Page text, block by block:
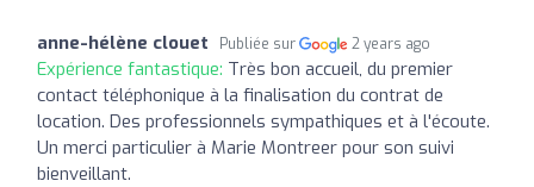
anne-hélène clouet Publiée sur 2 years ago
Expérience fantastique: Très bon accueil, du premier
contact téléphonique à la finalisation du contrat de
location. Des professionnels sympathiques et à l'écoute.
Un merci particulier à Marie Montreer pour son suivi
bienveillant.